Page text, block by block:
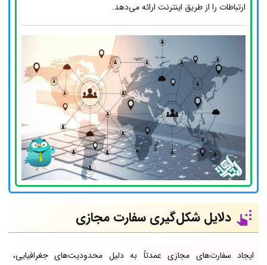
ارتباطات را از طریق اینترنت ارائه می‌دهد.
دلایل شکل‌گیری سفارت مجازی
ایجاد سفارت‌های مجازی عمدتاً به دلیل محدودیت‌های جغرافیایی،